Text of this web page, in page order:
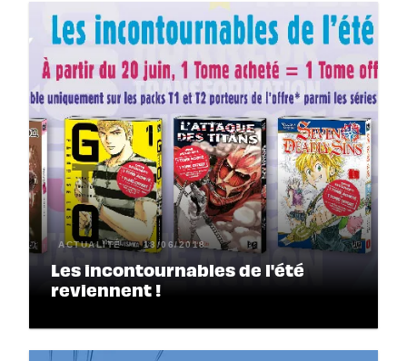
ACTUALITÉ 18/06/2018
Les incontournables de l'été
reviennent !